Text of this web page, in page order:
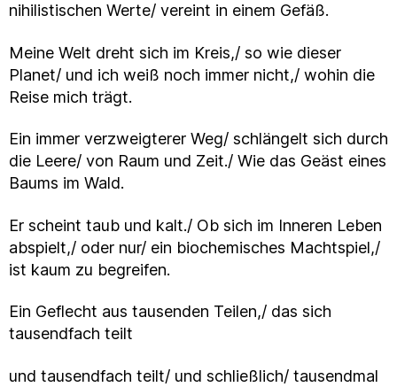
nihilistischen Werte/ vereint in einem Gefäß.
Meine Welt dreht sich im Kreis,/ so wie dieser
Planet/ und ich weiß noch immer nicht,/ wohin die
Reise mich trägt.
Ein immer verzweigterer Weg/ schlängelt sich durch
die Leere/ von Raum und Zeit./ Wie das Geäst eines
Baums im Wald.
Er scheint taub und kalt./ Ob sich im Inneren Leben
abspielt,/ oder nur/ ein biochemisches Machtspiel,/
ist kaum zu begreifen.
Ein Geflecht aus tausenden Teilen,/ das sich
tausendfach teilt
und tausendfach teilt/ und schließlich/ tausendmal